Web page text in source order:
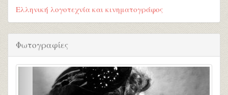
Ελληνική λογοτεχνία και κινηματογράφος
Φωτογραφίες